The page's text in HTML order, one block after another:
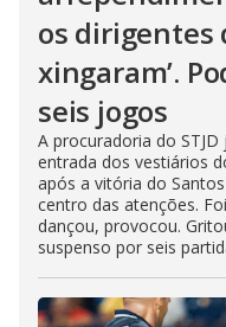
os dirigentes
xingaram’.
seis jogos
A procuradoria do
entrada dos vestiários
após a vitória do
centro das atenções.
dançou, provocou.
suspenso por seis